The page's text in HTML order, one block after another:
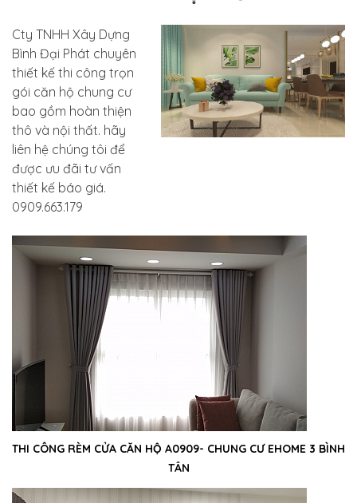
Cty TNHH Xây Dựng
Bình Đại Phát chuyên
thiết kế thi công trọn
gói căn hộ chung cư
bao gồm hoàn thiện
thô và nội thất. hãy
liên hệ chúng tôi để
được ưu đãi tư vấn
thiết kế báo giá.
0909.663.179
THI CÔNG RÈM CỬA CĂN HỘ A0909- CHUNG CƯ EHOME 3 BÌNH
TÂN